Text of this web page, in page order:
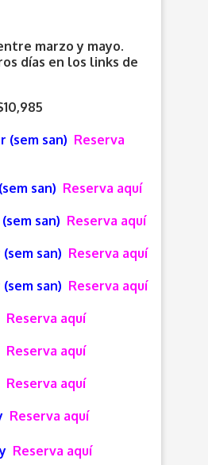
marzo y mayo.
días en los links de
(sem san) Reserva
san) Reserva aquí
san) Reserva aquí
san) Reserva aquí
san) Reserva aquí
Reserva aquí
Reserva aquí
Reserva aquí
Reserva aquí
Reserva aquí